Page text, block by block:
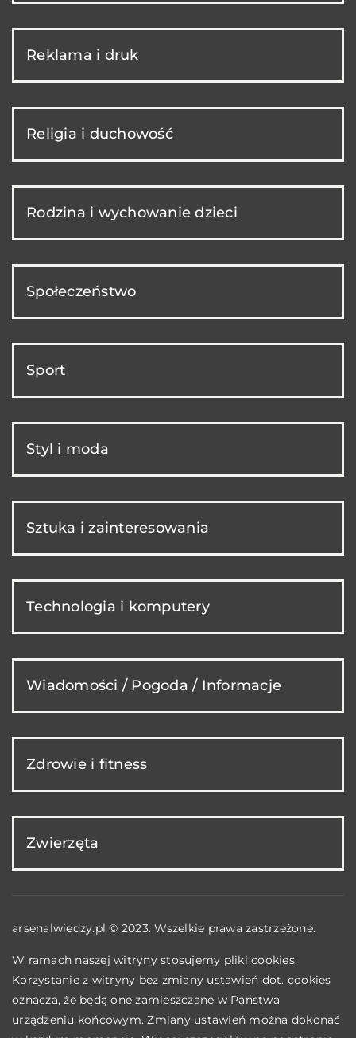
Reklama i druk
Religia i duchowość
Rodzina i wychowanie dzieci
Społeczeństwo
Sport
Styl i moda
Sztuka i zainteresowania
Technologia i komputery
Wiadomości / Pogoda / Informacje
Zdrowie i fitness
Zwierzęta
arsenalwiedzy.pl © 2023. Wszelkie prawa zastrzeżone.
W ramach naszej witryny stosujemy pliki cookies.
Korzystanie z witryny bez zmiany ustawień dot. cookies
oznacza, że będą one zamieszczane w Państwa
urządzeniu końcowym. Zmiany ustawień można dokonać